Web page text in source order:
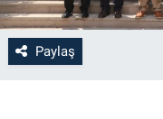
Paylaş
Medya
Bilim-Tek